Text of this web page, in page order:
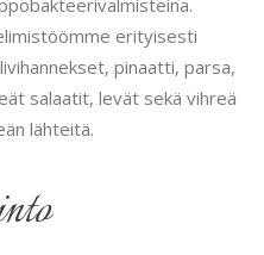
erityisesti
pinaatti, parsa,
salaatit, levät sekä vihreä
lähteitä.